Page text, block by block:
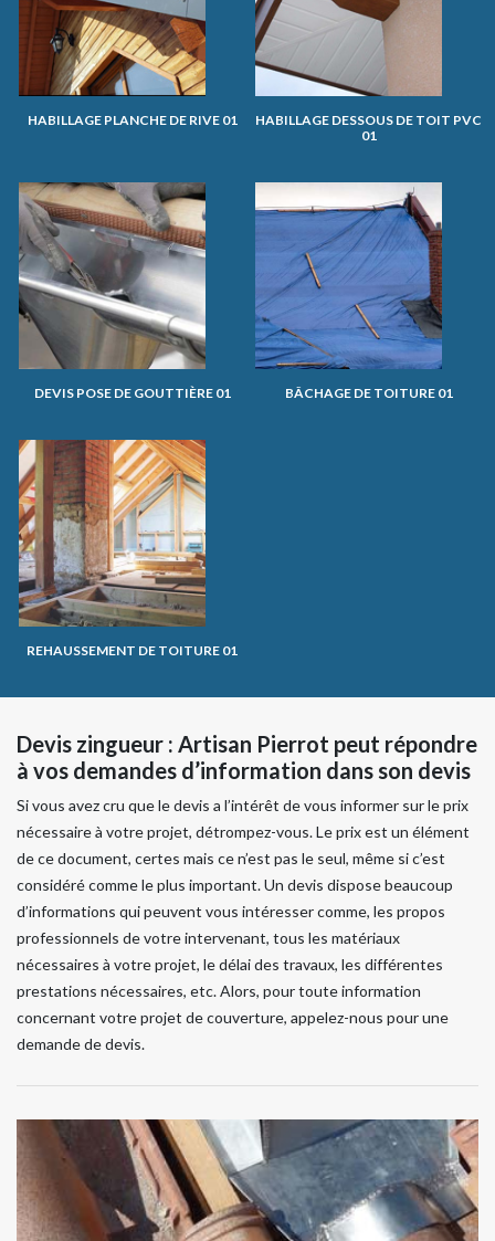
HABILLAGE PLANCHE DE RIVE 01
HABILLAGE DESSOUS DE TOIT PVC
01
DEVIS POSE DE GOUTTIÈRE 01 BÂCHAGE DE TOITURE 01
REHAUSSEMENT DE TOITURE 01
Devis zingueur : Artisan Pierrot peut répondre
à vos demandes d’information dans son devis
Si vous avez cru que le devis a l’intérêt de vous informer sur le prix
nécessaire à votre projet, détrompez-vous. Le prix est un élément
de ce document, certes mais ce n’est pas le seul, même si c’est
considéré comme le plus important. Un devis dispose beaucoup
d’informations qui peuvent vous intéresser comme, les propos
professionnels de votre intervenant, tous les matériaux
nécessaires à votre projet, le délai des travaux, les différentes
prestations nécessaires, etc. Alors, pour toute information
concernant votre projet de couverture, appelez-nous pour une
demande de devis.